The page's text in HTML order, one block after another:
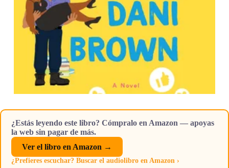
¿Estás leyendo este libro? Cómpralo en Amazon — apoyas
la web sin pagar de más.
Ver el libro en Amazon →
¿Prefieres escuchar? Buscar el audiolibro en Amazon ›